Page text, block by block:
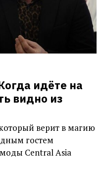
идёте на
видно из
верит в магию
гостем
Central Asia